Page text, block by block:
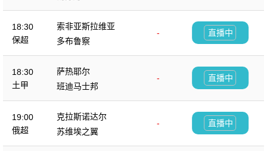
18:30
保超
索非亚斯拉维亚
-
多布鲁察
直播中
18:30
土甲
萨热耶尔
-
班迪马士邦
直播中
19:00
俄超
克拉斯诺达尔
-
苏维埃之翼
直播中